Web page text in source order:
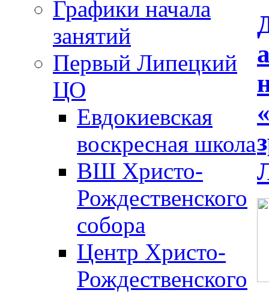
Графики начала
занятий
Первый Липецкий
ЦО
Евдокиевская
воскресная школа
ВШ Христо-
Рождественского
собора
Центр Христо-
Рождественского